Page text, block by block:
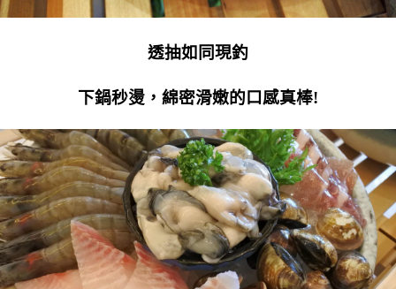
透抽如同現釣
下鍋秒燙，綿密滑嫩的口感真棒!